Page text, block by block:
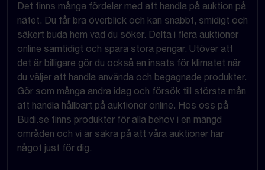
Det finns många fördelar med att handla på auktion på
nätet. Du får bra överblick och kan snabbt, smidigt och
säkert buda hem vad du söker. Delta i flera auktioner
online samtidigt och spara stora pengar. Utöver att
det är billigare gör du också en insats för klimatet när
du väljer att handla använda och begagnade produkter.
Gör som många andra idag och försök till största mån
att handla hållbart på auktioner online. Hos oss på
Budi.se finns produkter för alla behov i en mängd
områden och vi är säkra på att våra auktioner har
något just för dig.